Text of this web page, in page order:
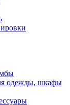
одежды, шкафы